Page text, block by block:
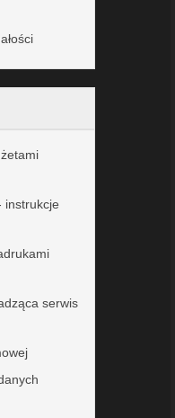
instrukcje
serwis